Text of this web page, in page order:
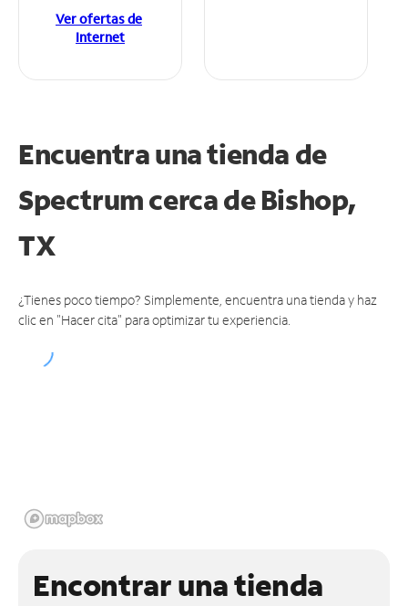
Ver ofertas de
Internet
Encuentra una tienda de
Spectrumcerca de Bishop,
TX
¿Tienes poco tiempo? Simplemente, encuentra una tienda y haz
clic en "Hacer cita" para optimizar tu experiencia.
Encontrar una tienda